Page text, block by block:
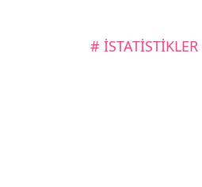
# İSTATİSTİKLER